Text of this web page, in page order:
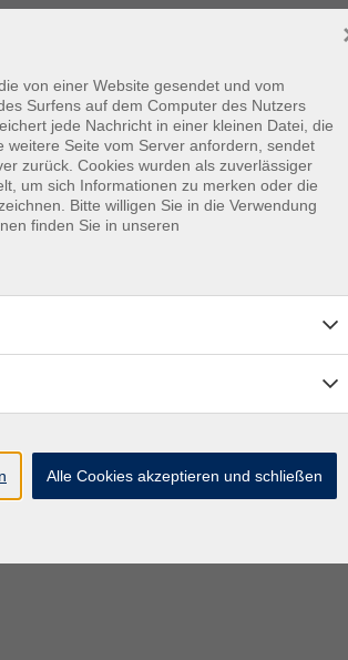
Montag,
Uhr)
von einer Website gesendet und vom
Surfens auf dem Computer des Nutzers
jede Nachricht in einer kleinen Datei, die
weitere Seite vom Server anfordern, sendet
zurück. Cookies wurden als zuverlässiger
um sich Informationen zu merken oder die
Bitte willigen Sie in die Verwendung
finden Sie in unseren
Alle Cookies akzeptieren und schließen